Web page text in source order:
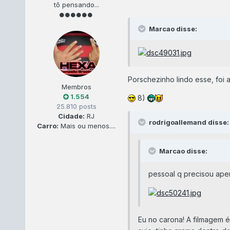
tô pensando...
Membros
1.554
25.810 posts
Cidade: RJ
Carro: Mais ou menos....
Marcao disse:
Porschezinho lindo esse, foi
8)
rodrigoallemand disse:
Marcao disse:
pessoal q precisou
Eu no carona! A filmagem